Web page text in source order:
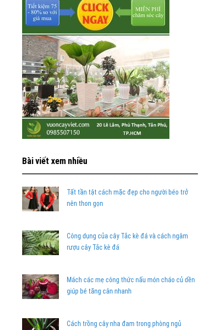
Bài viết xem nhiều
Tất tần tật cách mặc đẹp cho người béo trở
nên thon gọn
Công dụng của cây Tắc kè đá và cách ngâm
rượu cây Tắc kè đá
Mách các mẹ công thức nấu món cháo củ dền
giúp bé tăng cân nhanh
Cách trồng cây nha đam trong phòng ngủ